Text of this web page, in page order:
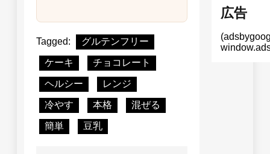
Tagged: グルテンフリー
ケーキ チョコレート
ヘルシー レンジ
冷やす 本格 混ぜる
簡単 豆乳
広告